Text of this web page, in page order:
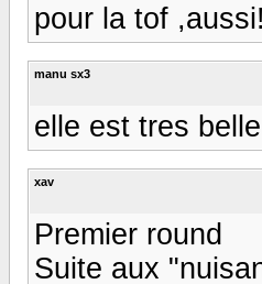
pour la tof
manu sx3
elle est tres
xav
Premier round
Suite aux